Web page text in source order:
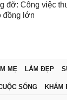
đỡ: Công việc
đồng lớn
MẸ LÀM ĐẸP
SỐNG KHÁM